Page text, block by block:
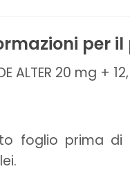
per il
ALTER 20 mg
foglio prima di